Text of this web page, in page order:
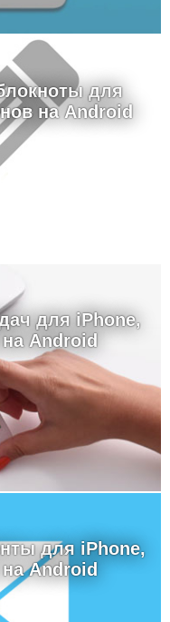
для
на Android
для iPhone,
Android
для iPhone,
Android